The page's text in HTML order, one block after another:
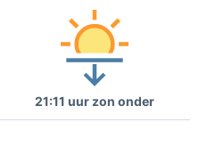
21:11 uur zon onder